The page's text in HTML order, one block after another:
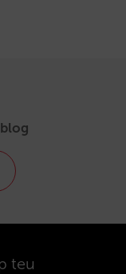
teu